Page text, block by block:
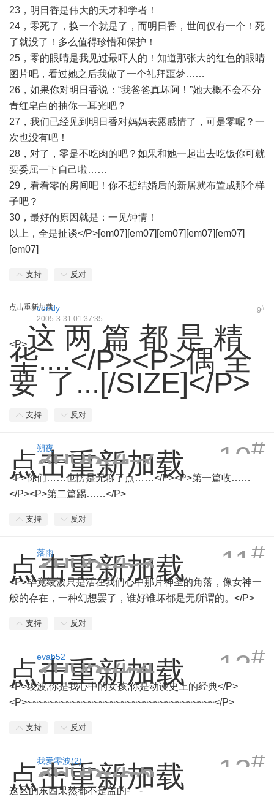
23，明日香是伟大的天才和学者！
24，零死了，换一个就是了，而明日香，世间仅有一个！死
了就没了！多么值得珍惜和保护！
25，零的眼睛是我见过最吓人的！知道那张大的红色的眼睛
图片吧，看过她之后我做了一个礼拜噩梦……
26，如果你对明日香说：“我爸爸真坏阿！”她大概不会不分
青红皂白的抽你一耳光吧？
27，我们已经见到明日香对妈妈表露感情了，可是零呢？一
次也没有吧！
28，对了，零是不吃肉的吧？如果和她一起出去吃饭你可就
要委屈一下自己啦……
29，看看零的房间吧！你不想结婚后的新居就布置成那个样
子吧？
30，最好的原因就是：一见钟情！
以上，全是扯谈</P>[em07][em07][em07][em07][em07]
[em07]
支持 反对
点击重新加载 9#
condy
2005-3-31 01:37:35
<P>这 两 篇 都 是 精
华....</P><P>偶 全
要 了...[/SIZE]</P>
支持 反对
点击重新加载 10#
朔夜
2005-4-2
23:20:13
<P>你们……也愣是无聊了点……</P><P>第一篇收……
</P><P>第二篇踢……</P>
支持 反对
点击重新加载 11 #
落雨
2005-4-3
18:12:07
<P>毕竟绫波只是活在我们心中那片神圣的角落，像女神一
般的存在，一种幻想罢了，谁好谁坏都是无所谓的。</P>
支持 反对
点击重新加载 12#
evab52
2005-4-4
17:18:49
<P>绫波,你是我心中的女孩,你是动谩史上的经典</P>
<P>~~~~~~~~~~~~~~~~~~~~~~~~~~~~~~~~~~</P>
支持 反对
点击重新加载 13#
我爱零波(2)
2005-4-5
00:52:03
这区的东西果然都不是盖的- -